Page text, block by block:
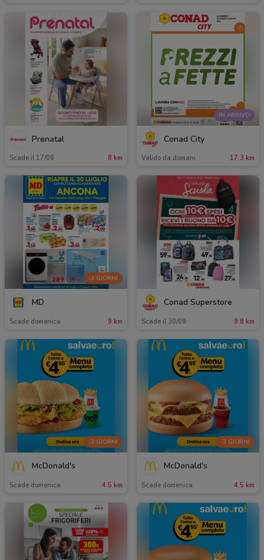
Prenatal
Scade il 17/08 8 km
IN ARRIVO
Conad City
Valido da domani 17.3 km
-3 GIORNI
MD
Scade domenica 9 km
Conad Superstore
Scade il 30/09 9.8 km
-3 GIORNI
McDonald's
Scade domenica 4.5 km
-3 GIORNI
McDonald's
Scade domenica 4.5 km